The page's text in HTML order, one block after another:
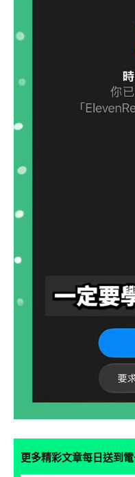
更多精彩文章每日送到